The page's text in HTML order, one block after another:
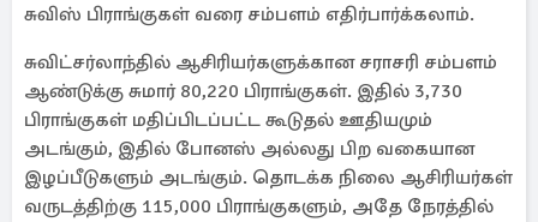
சுவிஸ் பிராங்குகள் வரை சம்பளம் எதிர்பார்க்கலாம்.
சுவிட்சர்லாந்தில் ஆசிரியர்களுக்கான சராசரி சம்பளம்
ஆண்டுக்கு சுமார் 80,220 பிராங்குகள். இதில் 3,730
பிராங்குகள் மதிப்பிடப்பட்ட கூடுதல் ஊதியமும்
அடங்கும், இதில் போனஸ் அல்லது பிற வகையான
இழப்பீடுகளும் அடங்கும். தொடக்க நிலை ஆசிரியர்கள்
வருடத்திற்கு 115,000 பிராங்குகளும், அதே நேரத்தில்